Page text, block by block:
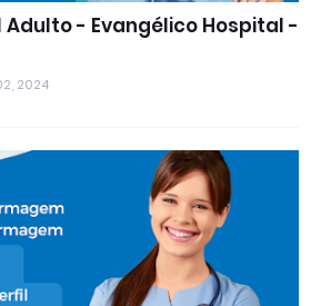
Adulto - Evangélico Hospital -
2024